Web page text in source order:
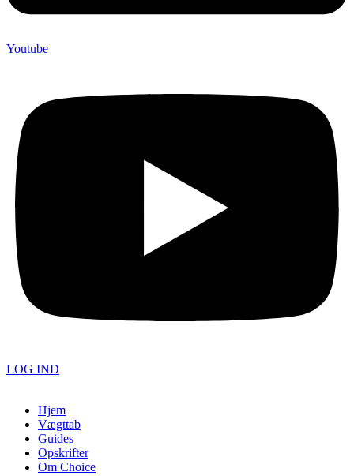
Youtube
LOG IND
Hjem
Vægttab
Guides
Opskrifter
Om Choice